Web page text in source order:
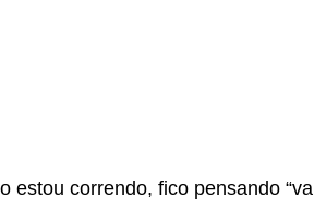
estou correndo, fico pensando